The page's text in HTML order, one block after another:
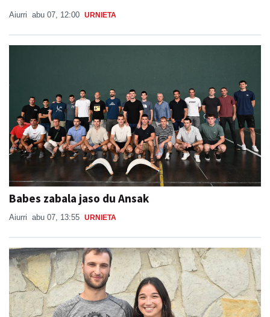
Aiurri abu 07, 12:00 URNIETA
Babes zabala jaso du Ansak
Aiurri abu 07, 13:55 URNIETA